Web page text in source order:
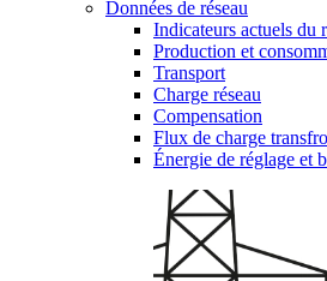
Données de réseau
Indicateurs actuels du
Production et
Transport
Charge réseau
Compensation
Flux de charge
Énergie de réglage et